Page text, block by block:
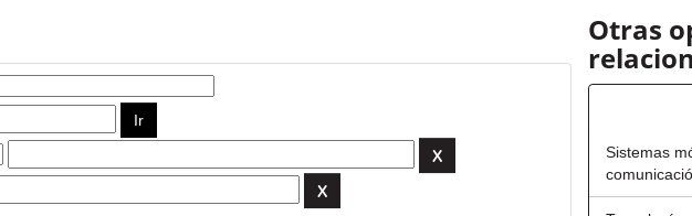
Otras
Sistemas